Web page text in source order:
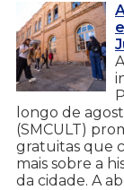
longo de
(SMCULT)
gratuitas que
mais sobre a
da cidade. A